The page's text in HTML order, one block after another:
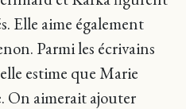
Elle aime également
Parmi les écrivains
estime que Marie
On aimerait ajouter